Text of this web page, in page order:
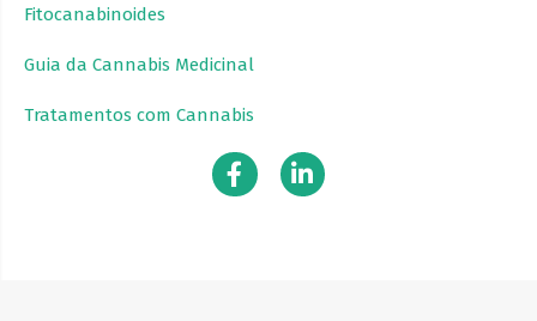
Fitocanabinoides
Guia da Cannabis Medicinal
Tratamentos com Cannabis